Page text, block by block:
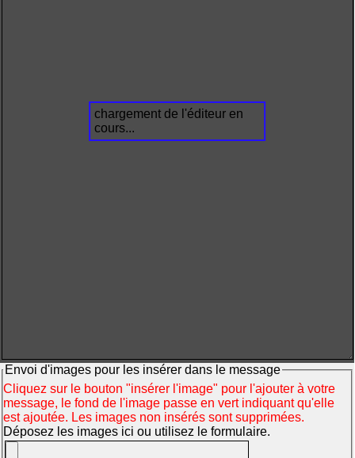
chargement de l'éditeur en
cours...
Envoi d'images pour les insérer dans le message
Cliquez sur le bouton "insérer l'image" pour l'ajouter à votre
message, le fond de l'image passe en vert indiquant qu'elle
est ajoutée. Les images non insérés sont supprimées.
Déposez les images ici ou utilisez le formulaire.